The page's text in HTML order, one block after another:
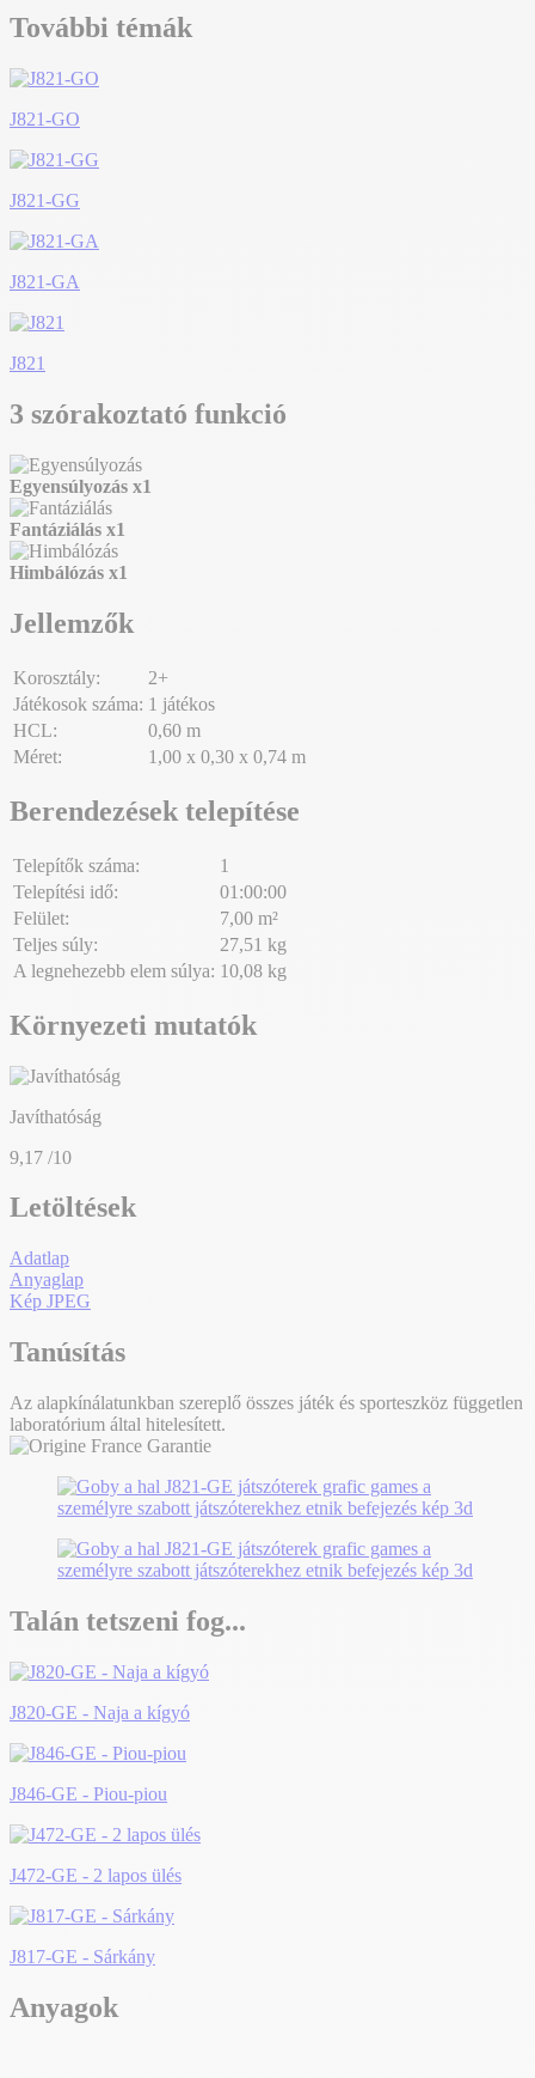
További témák
J821-GO
J821-GG
J821-GA
J821
3 szórakoztató funkció
Egyensúlyozás x1
Fantáziálás x1
Himbálózás x1
Jellemzők
Korosztály:
2+
Játékosok száma: 1 játékos
HCL:
0,60 m
Méret:
1,00 x 0,30 x 0,74 m
Berendezések telepítése
Telepítők száma:
1
Telepítési idő:
01:00:00
Felület:
7,00 m²
Teljes súly:
27,51 kg
A legnehezebb elem súlya: 10,08 kg
Környezeti mutatók
Javíthatóság
9,17 /10
Letöltések
Adatlap
Anyaglap
Kép JPEG
Tanúsítás
Az alapkínálatunkban szereplő összes játék és sporteszköz független
laboratórium által hitelesített.
Talán tetszeni fog...
J820-GE - Naja a kígyó
J846-GE - Piou-piou
J472-GE - 2 lapos ülés
J817-GE - Sárkány
Anyagok